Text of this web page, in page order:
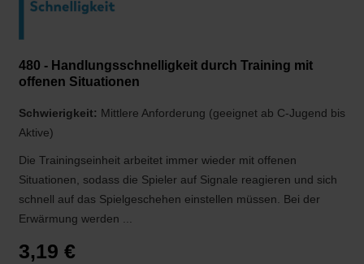
480 - Handlungsschnelligkeit durch Training mit
offenen Situationen
Schwierigkeit: Mittlere Anforderung (geeignet ab C-Jugend bis
Aktive)
Die Trainingseinheit arbeitet immer wieder mit offenen
Situationen, sodass die Spieler auf Signale reagieren und sich
schnell auf das Spielgeschehen einstellen müssen. Bei der
Erwärmung werden ...
3,19 €